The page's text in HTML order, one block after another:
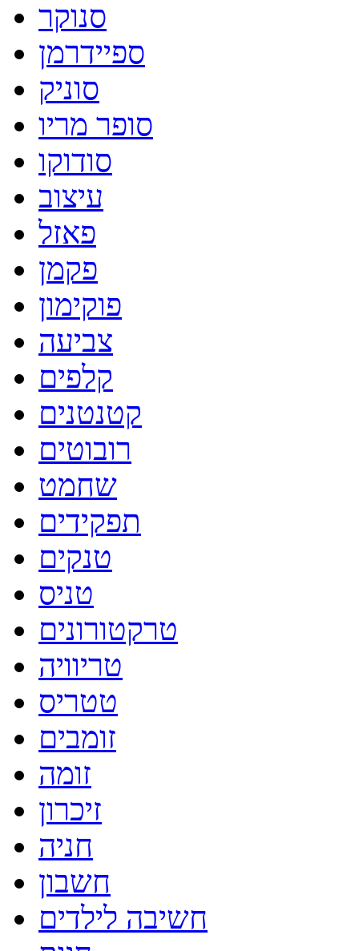
סנוקר
ספיידרמן
סוניק
סופר מריו
סודוקו
עיצוב
פאזל
פקמן
פוקימון
צביעה
קלפים
קטנטנים
רובוטים
שחמט
תפקידים
טנקים
טניס
טרקטורונים
טריוויה
טטריס
זומבים
זומה
זיכרון
חניה
חשבון
חשיבה לילדים